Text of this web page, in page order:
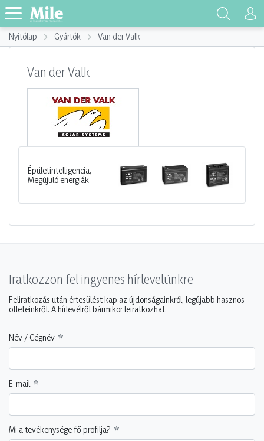
Nyitólap Gyártók Van der Valk
Van der Valk
Épületintelligencia,
Megújuló energiák
Iratkozzon fel ingyenes hírlevelünkre
Feliratkozás után értesülést kap az újdonságainkról, legújabb hasznos
ötleteinkről. A hírlevélről bármikor leiratkozhat.
Név / Cégnév
E-mail
Mi a tevékenysége fő profilja?